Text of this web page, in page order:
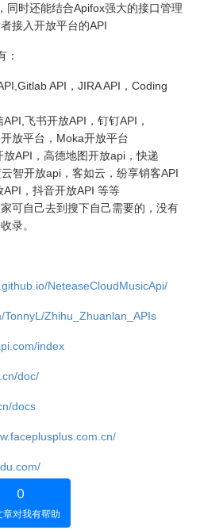
同时还能结合Apifox强大的接口管理
接入开放平台的API
：
API，JIRA API，Coding
API,飞书开放API，钉钉API，
放平台，Moka开放平台
放API，高德地图开放api，快递
智开放api，客如云，纷享销客API
API，抖音开放API 等等
可自己去到搜下自己需要的，没有
录。
NeteaseCloudMusicApi/
TonnyL/Zhihu_Zhuanlan_APIs
index
doc/
docs
0
章对我有帮助